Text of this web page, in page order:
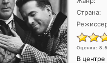
Страна:
Оценка:
В